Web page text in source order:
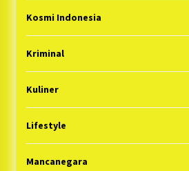
Kosmi Indonesia
Kriminal
Kuliner
Lifestyle
Mancanegara